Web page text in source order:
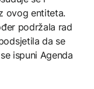
ovog entiteta.
podržala rad
da se
ispuni Agenda